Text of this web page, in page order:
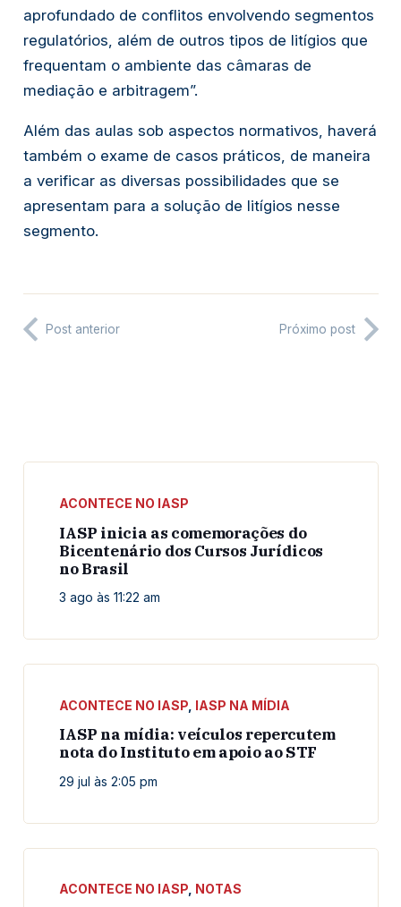
aprofundado de conflitos envolvendo segmentos
regulatórios, além de outros tipos de litígios que
frequentam o ambiente das câmaras de
mediação e arbitragem”.
Além das aulas sob aspectos normativos, haverá
também o exame de casos práticos, de maneira
a verificar as diversas possibilidades que se
apresentam para a solução de litígios nesse
segmento.
Post anterior Próximo post
ACONTECE NO IASP
IASP inicia as comemorações do
Bicentenário dos Cursos Jurídicos
no Brasil
3 ago às 11:22 am
ACONTECE NO IASP IASP NA MÍDIA
IASP na mídia: veículos repercutem
nota do Instituto em apoio ao STF
29 jul às 2:05 pm
ACONTECE NO IASP, NOTAS